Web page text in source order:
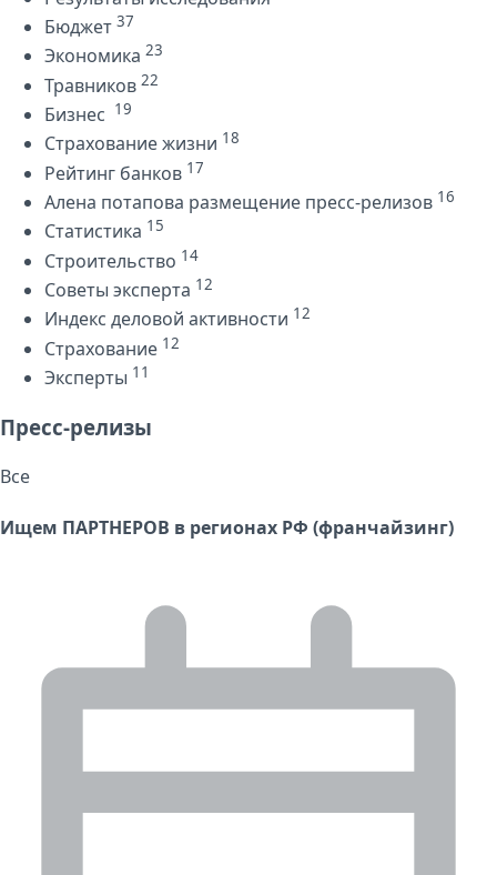
Бюджет 37
Экономика 23
Травников 22
Бизнес 19
Страхование жизни 18
Рейтинг банков 17
Алена потапова размещение пресс-релизов 16
Статистика 15
Строительство 14
Советы эксперта 12
Индекс деловой активности 12
Страхование 12
Эксперты 11
Пресс-релизы
Все
Ищем ПАРТНЕРОВ в регионах РФ (франчайзинг)